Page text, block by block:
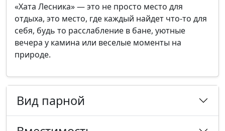
«Хата Лесника» — это не просто место для
отдыха, это место, где каждый найдет что-то для
себя, будь то расслабление в бане, уютные
вечера у камина или веселые моменты на
природе.
Вид парной